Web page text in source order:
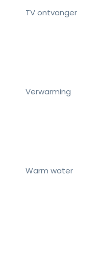
TV ontvanger
Verwarming
Warm water